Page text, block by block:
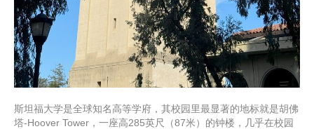
斯坦福大学是全球知名高等学府，其校园里最显著的地标就是胡佛
塔-Hoover Tower，一座高285英尺（87米）的钟楼，几乎在校园